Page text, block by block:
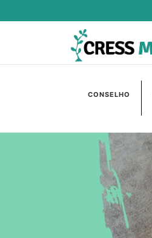
CONSELHO